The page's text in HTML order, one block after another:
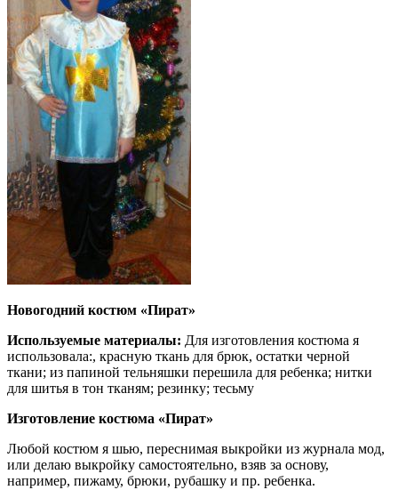
Новогодний костюм «Пират»
Используемые материалы: Для изготовления костюма я
использовала:, красную ткань для брюк, остатки черной
ткани; из папиной тельняшки перешила для ребенка; нитки
для шитья в тон тканям; резинку; тесьму
Изготовление костюма «Пират»
Любой костюм я шью, переснимая выкройки из журнала мод,
или делаю выкройку самостоятельно, взяв за основу,
например, пижаму, брюки, рубашку и пр. ребенка.